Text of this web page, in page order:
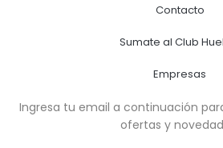
Contacto
Sumate al Club
Empresas
Ingresa tu email a continuación
ofertas y